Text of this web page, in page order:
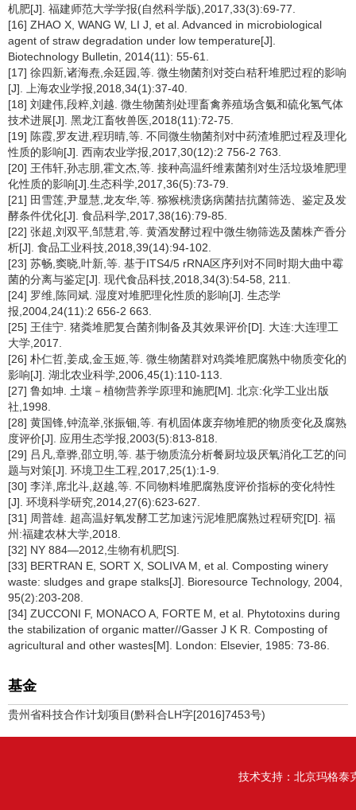
机肥[J]. 福建师范大学学报(自然科学版),2017,33(3):69-77.
[16] ZHAO X, WANG W, LI J, et al. Advanced in microbiological
agent of straw degradation under low temperature[J].
Biotechnology Bulletin, 2014(11): 55-61.
[17] 徐四新,诸海焘,余廷园,等. 微生物菌剂对茭白秸秆堆肥过程的影响
[J]. 上海农业学报,2018,34(1):37-40.
[18] 刘建伟,段粹,刘越. 微生物菌剂处理畜禽养殖场含氨和硫化氢气体
技术进展[J]. 黑龙江畜牧兽医,2018(11):72-75.
[19] 陈霞,罗友进,程玥晴,等. 不同微生物菌剂对中药渣堆肥过程及理化
性质的影响[J]. 西南农业学报,2017,30(12):2 756-2 763.
[20] 王伟轩,孙志朋,霍文杰,等. 接种高温纤维素菌剂对生活垃圾堆肥理
化性质的影响[J].生态科学,2017,36(5):73-79.
[21] 田雪莲,尹显慧,龙友华,等. 猕猴桃溃疡病菌拮抗菌筛选、鉴定及发
酵条件优化[J]. 食品科学,2017,38(16):79-85.
[22] 张超,刘双平,邹慧君,等. 黄酒发酵过程中微生物筛选及菌株产香分
析[J]. 食品工业科技,2018,39(14):94-102.
[23] 苏畅,窦晓,叶新,等. 基于ITS4/5 rRNA区序列对不同时期大曲中霉
菌的分离与鉴定[J]. 现代食品科技,2018,34(3):54-58, 211.
[24] 罗维,陈同斌. 湿度对堆肥理化性质的影响[J]. 生态学
报,2004,24(11):2 656-2 663.
[25] 王佳宁. 猪粪堆肥复合菌剂制备及其效果评价[D]. 大连:大连理工
大学,2017.
[26] 朴仁哲,姜成,金玉姬,等. 微生物菌群对鸡粪堆肥腐熟中物质变化的
影响[J]. 湖北农业科学,2006,45(1):110-113.
[27] 鲁如坤. 土壤－植物营养学原理和施肥[M]. 北京:化学工业出版
社,1998.
[28] 黄国锋,钟流举,张振钿,等. 有机固体废弃物堆肥的物质变化及腐熟
度评价[J]. 应用生态学报,2003(5):813-818.
[29] 吕凡,章骅,邵立明,等. 基于物质流分析餐厨垃圾厌氧消化工艺的问
题与对策[J]. 环境卫生工程,2017,25(1):1-9.
[30] 李洋,席北斗,赵越,等. 不同物料堆肥腐熟度评价指标的变化特性
[J]. 环境科学研究,2014,27(6):623-627.
[31] 周普雄. 超高温好氧发酵工艺加速污泥堆肥腐熟过程研究[D]. 福
州:福建农林大学,2018.
[32] NY 884—2012,生物有机肥[S].
[33] BERTRAN E, SORT X, SOLIVA M, et al. Composting winery
waste: sludges and grape stalks[J]. Bioresource Technology, 2004,
95(2):203-208.
[34] ZUCCONI F, MONACO A, FORTE M, et al. Phytotoxins during
the stabilization of organic matter//Gasser J K R. Composting of
agricultural and other wastes[M]. London: Elsevier, 1985: 73-86.
基金
贵州省科技合作计划项目(黔科合LH字[2016]7453号)
技术支持： 北京玛格泰